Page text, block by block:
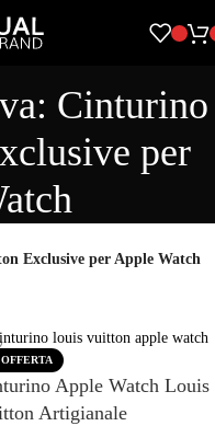
Cinturino
per
Exclusive per Apple Watch
Apple Watch Louis
Artigianale